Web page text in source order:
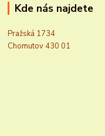
Kde nás najdete
Pražská 1734
Chomutov 430 01